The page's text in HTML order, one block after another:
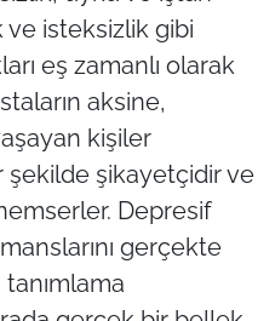
isteksizlik gibi
eş zamanlı olarak
aksine,
kişiler
şikayetçidir ve
Depresif
gerçekte